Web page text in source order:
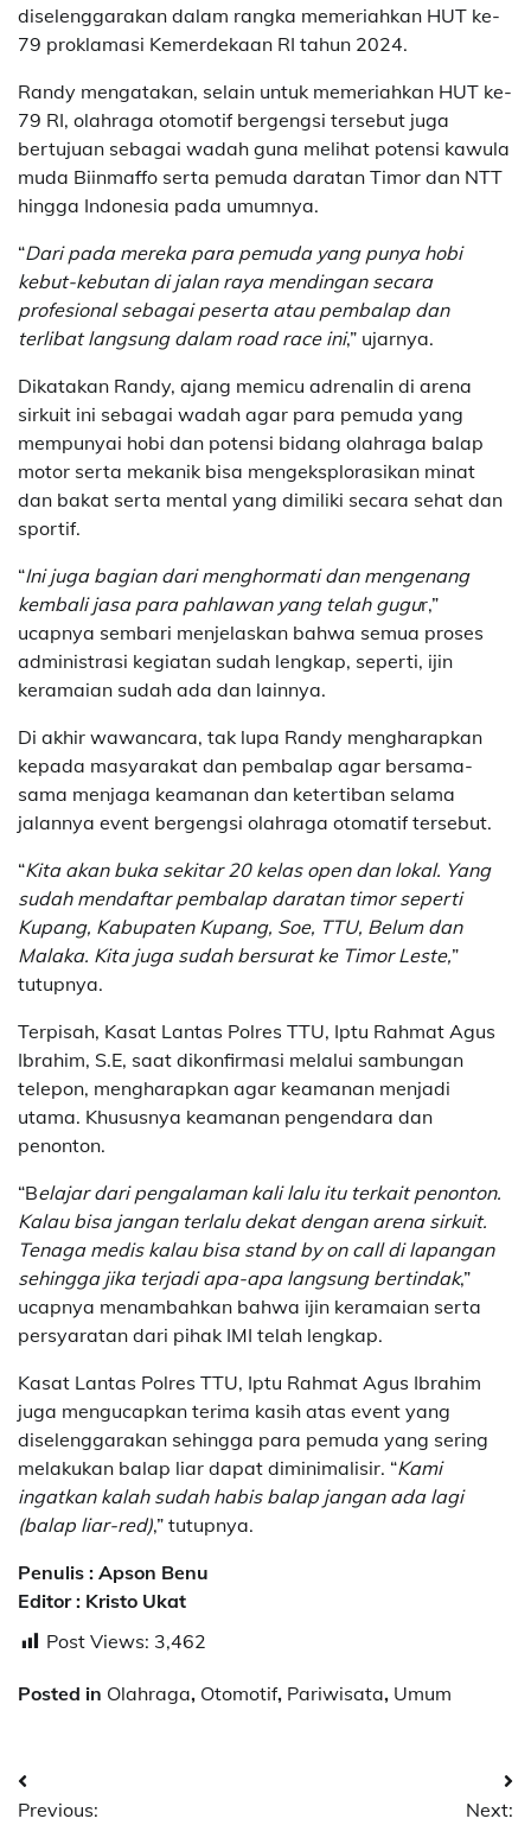
diselenggarakan dalam rangka memeriahkan HUT ke-
79 proklamasi Kemerdekaan RI tahun 2024.
Randy mengatakan, selain untuk memeriahkan HUT ke-
79 RI, olahraga otomotif bergengsi tersebut juga
bertujuan sebagai wadah guna melihat potensi kawula
muda Biinmaffo serta pemuda daratan Timor dan NTT
hingga Indonesia pada umumnya.
“Dari pada mereka para pemuda yang punya hobi
kebut-kebutan di jalan raya mendingan secara
profesional sebagai peserta atau pembalap dan
terlibat langsung dalam road race ini,” ujarnya.
Dikatakan Randy, ajang memicu adrenalin di arena
sirkuit ini sebagai wadah agar para pemuda yang
mempunyai hobi dan potensi bidang olahraga balap
motor serta mekanik bisa mengeksplorasikan minat
dan bakat serta mental yang dimiliki secara sehat dan
sportif.
“Ini juga bagian dari menghormati dan mengenang
kembali jasa para pahlawan yang telah gugur,”
ucapnya sembari menjelaskan bahwa semua proses
administrasi kegiatan sudah lengkap, seperti, ijin
keramaian sudah ada dan lainnya.
Di akhir wawancara, tak lupa Randy mengharapkan
kepada masyarakat dan pembalap agar bersama-
sama menjaga keamanan dan ketertiban selama
jalannya event bergengsi olahraga otomatif tersebut.
“Kita akan buka sekitar 20 kelas open dan lokal. Yang
sudah mendaftar pembalap daratan timor seperti
Kupang, Kabupaten Kupang, Soe, TTU, Belum dan
Malaka. Kita juga sudah bersurat ke Timor Leste,”
tutupnya.
Terpisah, Kasat Lantas Polres TTU, Iptu Rahmat Agus
Ibrahim, S.E, saat dikonfirmasi melalui sambungan
telepon, mengharapkan agar keamanan menjadi
utama. Khususnya keamanan pengendara dan
penonton.
“Belajar dari pengalaman kali lalu itu terkait penonton.
Kalau bisa jangan terlalu dekat dengan arena sirkuit.
Tenaga medis kalau bisa stand by on call di lapangan
sehingga jika terjadi apa-apa langsung bertindak,”
ucapnya menambahkan bahwa ijin keramaian serta
persyaratan dari pihak IMI telah lengkap.
Kasat Lantas Polres TTU, Iptu Rahmat Agus Ibrahim
juga mengucapkan terima kasih atas event yang
diselenggarakan sehingga para pemuda yang sering
melakukan balap liar dapat diminimalisir. “Kami
ingatkan kalah sudah habis balap jangan ada lagi
(balap liar-red),” tutupnya.
Penulis : Apson Benu
Editor : Kristo Ukat
Post Views: 3,462
Posted in Olahraga, Otomotif, Pariwisata, Umum
Post
Previous: Next: